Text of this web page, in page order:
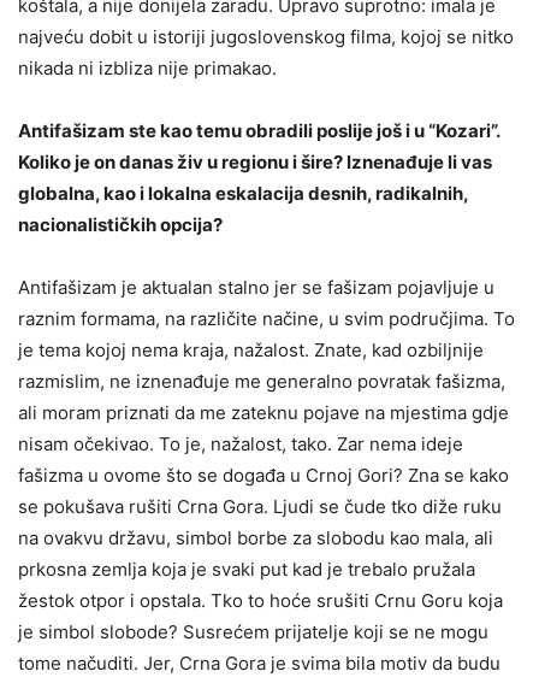
koštala, a nije donijela zaradu. Upravo suprotno: imala je
najveću dobit u istoriji jugoslovenskog filma, kojoj se nitko
nikada ni izbliza nije primakao.
Antifašizam ste kao temu obradili poslije još i u “Kozari”.
Koliko je on danas živ u regionu i šire? Iznenađuje li vas
globalna, kao i lokalna eskalacija desnih, radikalnih,
nacionalističkih opcija?
Antifašizam je aktualan stalno jer se fašizam pojavljuje u
raznim formama, na različite načine, u svim područjima. To
je tema kojoj nema kraja, nažalost. Znate, kad ozbiljnije
razmislim, ne iznenađuje me generalno povratak fašizma,
ali moram priznati da me zateknu pojave na mjestima gdje
nisam očekivao. To je, nažalost, tako. Zar nema ideje
fašizma u ovome što se događa u Crnoj Gori? Zna se kako
se pokušava rušiti Crna Gora. Ljudi se čude tko diže ruku
na ovakvu državu, simbol borbe za slobodu kao mala, ali
prkosna zemlja koja je svaki put kad je trebalo pružala
žestok otpor i opstala. Tko to hoće srušiti Crnu Goru koja
je simbol slobode? Susrećem prijatelje koji se ne mogu
tome načuditi. Jer, Crna Gora je svima bila motiv da budu